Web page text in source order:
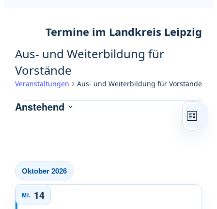
Aus- und Weiterbildung für
Vorstände
Veranstaltungen Aus- und Weiterbildung für Vorstände
Veranstaltungen
Liste
Anstehend
Oktober 2026
MI. 14